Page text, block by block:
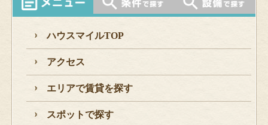
ハウスマイルTOP
アクセス
エリアで賃貸を探す
スポットで探す